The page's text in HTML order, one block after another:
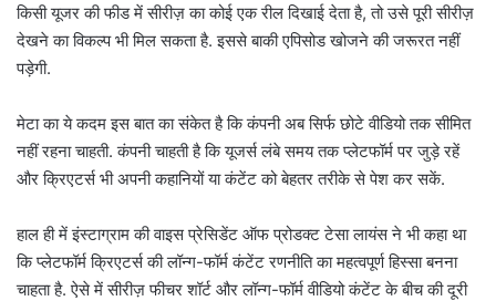
किसी यूजर की फीड में सीरीज़ का कोई एक रील दिखाई देता है, तो उसे पूरी सीरीज़
देखने का विकल्प भी मिल सकता है. इससे बाकी एपिसोड खोजने की जरूरत नहीं
पड़ेगी.
मेटा का ये कदम इस बात का संकेत है कि कंपनी अब सिर्फ छोटे वीडियो तक सीमित
नहीं रहना चाहती. कंपनी चाहती है कि यूजर्स लंबे समय तक प्लेटफॉर्म पर जुड़े रहें
और क्रिएटर्स भी अपनी कहानियों या कंटेंट को बेहतर तरीके से पेश कर सकें.
हाल ही में इंस्टाग्राम की वाइस प्रेसिडेंट ऑफ प्रोडक्ट टेसा लायंस ने भी कहा था
कि प्लेटफॉर्म क्रिएटर्स की लॉन्ग-फॉर्म कंटेंट रणनीति का महत्वपूर्ण हिस्सा बनना
चाहता है. ऐसे में सीरीज़ फीचर शॉर्ट और लॉन्ग-फॉर्म वीडियो कंटेंट के बीच की दूरी